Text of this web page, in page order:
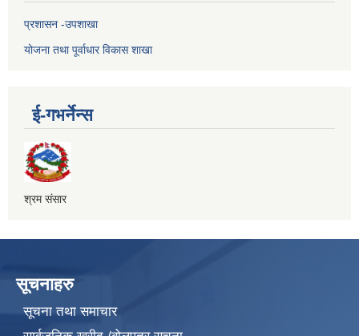
प्रशासन -उपशाखा
योजना तथा पूर्वाधार विकास शाखा
ई-गभर्नेन्स
श्रम संसार
सूचनाहरु
सूचना तथा समाचार